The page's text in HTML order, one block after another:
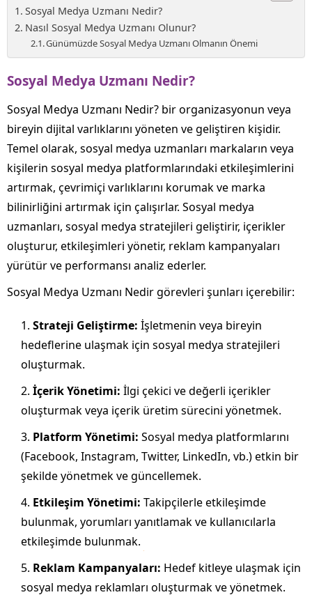
Sosyal Medya Uzmanı Nedir?
Nasıl Sosyal Medya Uzmanı Olunur?
Günümüzde Sosyal Medya Uzmanı Olmanın Önemi
Sosyal Medya Uzmanı Nedir?
Sosyal Medya Uzmanı Nedir? bir organizasyonun veya
bireyin dijital varlıklarını yöneten ve geliştiren kişidir.
Temel olarak, sosyal medya uzmanları markaların veya
kişilerin sosyal medya platformlarındaki etkileşimlerini
artırmak, çevrimiçi varlıklarını korumak ve marka
bilinirliğini artırmak için çalışırlar. Sosyal medya
uzmanları, sosyal medya stratejileri geliştirir, içerikler
oluşturur, etkileşimleri yönetir, reklam kampanyaları
yürütür ve performansı analiz ederler.
Sosyal Medya Uzmanı Nedir görevleri şunları içerebilir:
Strateji Geliştirme: İşletmenin veya bireyin
hedeflerine ulaşmak için sosyal medya stratejileri
oluşturmak.
İçerik Yönetimi: İlgi çekici ve değerli içerikler
oluşturmak veya içerik üretim sürecini yönetmek.
Platform Yönetimi: Sosyal medya platformlarını
(Facebook, Instagram, Twitter, LinkedIn, vb.) etkin bir
şekilde yönetmek ve güncellemek.
Etkileşim Yönetimi: Takipçilerle etkileşimde
bulunmak, yorumları yanıtlamak ve kullanıcılarla
etkileşimde bulunmak.
Reklam Kampanyaları: Hedef kitleye ulaşmak için
sosyal medya reklamları oluşturmak ve yönetmek.